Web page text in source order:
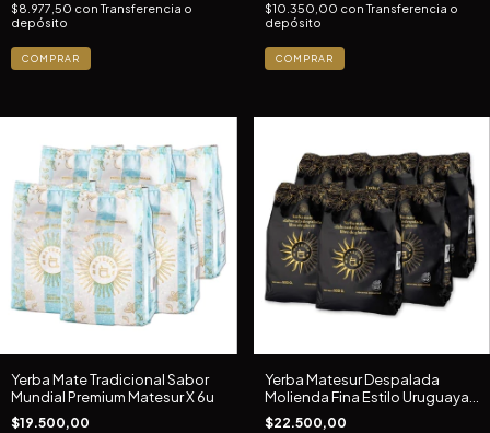
$8.977,50 con Transferencia o
depósito
$10.350,00 conTransferencia o
depósito
Yerba Mate Tradicional Sabor
Mundial Premium Matesur X 6u
$19.500,00
Yerba Matesur Despalada
Molienda Fina Estilo Uruguaya
X 6u
$22.500,00